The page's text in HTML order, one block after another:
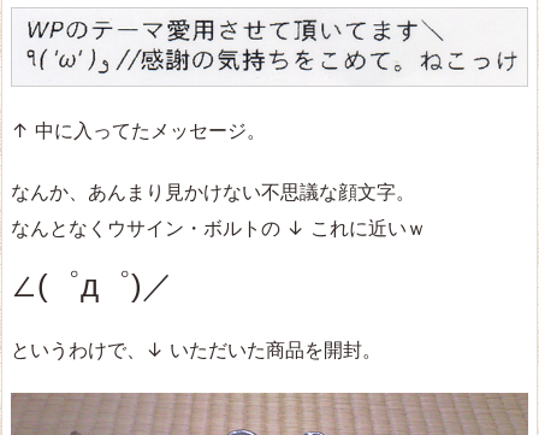
↑ 中に入ってたメッセージ。
なんか、あんまり見かけない不思議な顔文字。
なんとなくウサイン・ボルトの ↓ これに近いｗ
∠(゜д゜)／
というわけで、↓ いただいた商品を開封。